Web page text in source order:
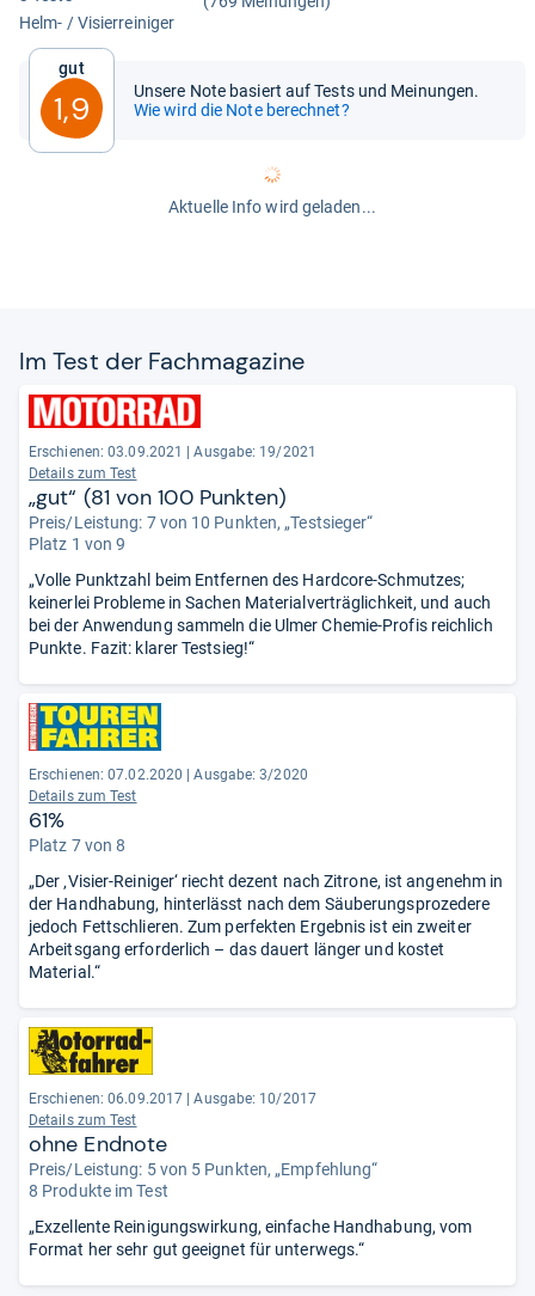
Helm-​ / Visi­er­rei­ni­ger
Gut
1,9
Unsere Note basiert auf Tests und Meinungen.
Wie wird die Note berechnet?
Aktuelle Info wird geladen...
Im Test der Fach­ma­ga­zine
Erschienen: 03.09.2021
Ausgabe: 19/2021
Details zum Test
„gut“ (81 von 100 Punkten)
Preis/Leistung: 7 von 10 Punkten, „Testsieger“
Platz 1 von 9
„Volle Punktzahl beim Entfernen des Hardcore-Schmutzes;
keinerlei Probleme in Sachen Materialverträglichkeit, und auch
bei der Anwendung sammeln die Ulmer Chemie-Profis reichlich
Punkte. Fazit: klarer Testsieg!“
Erschienen: 07.02.2020
Ausgabe: 3/2020
Details zum Test
61%
Platz 7 von 8
„Der ‚Visier-Reiniger‘ riecht dezent nach Zitrone, ist angenehm in
der Handhabung, hinterlässt nach dem Säuberungsprozedere
jedoch Fettschlieren. Zum perfekten Ergebnis ist ein zweiter
Arbeitsgang erforderlich – das dauert länger und kostet
Material.“
Erschienen: 06.09.2017
Ausgabe: 10/2017
Details zum Test
ohne Endnote
Preis/Leistung: 5 von 5 Punkten, „Empfehlung“
8 Produkte im Test
„Exzellente Reinigungswirkung, einfache Handhabung, vom
Format her sehr gut geeignet für unterwegs.“